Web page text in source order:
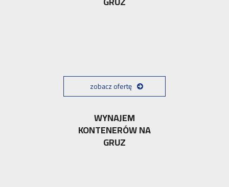
zobacz ofertę
WYNAJEM
KONTENERÓW NA
GRUZ